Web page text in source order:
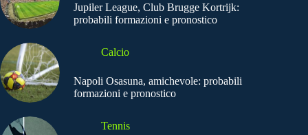
Jupiler League, Club Brugge Kortrijk:
probabili formazioni e pronostico
Calcio
Napoli Osasuna, amichevole: probabili
formazioni e pronostico
Tennis